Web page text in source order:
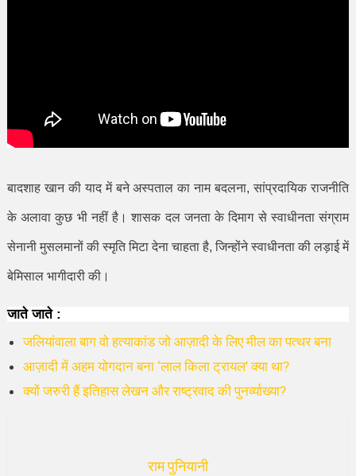
बादशाह खान की याद में बने अस्पताल का नाम बदलना,सांप्रदायिक राजनीति
के अलावा कुछ भी नहीं है। शासक दल जनता के दिमाग से स्वाधीनता संग्राम
सेनानी मुसलमानों की स्मृति मिटा देना चाहता है,जिन्होंने स्वाधीनता की लड़ाई में
बेमिसाल भागीदारी की।
जाते जाते :
जलियांवाला बाग वो हत्याकांड जो आज़ादी के लिए मील का पत्थर बना
आज़ादी में अहम योगदान बना ‘लाल किला ट्रायल’ क्या था?
क्यों जरुरी हैं इतिहास लेखन और राष्ट्रवाद की पुनर्व्याख्या?
राम पुनियानी